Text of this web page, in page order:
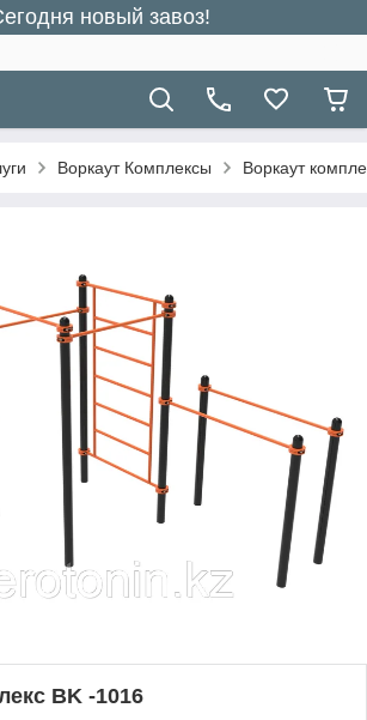
новый завоз!
Воркаут Комплексы Воркаут
BK -1016